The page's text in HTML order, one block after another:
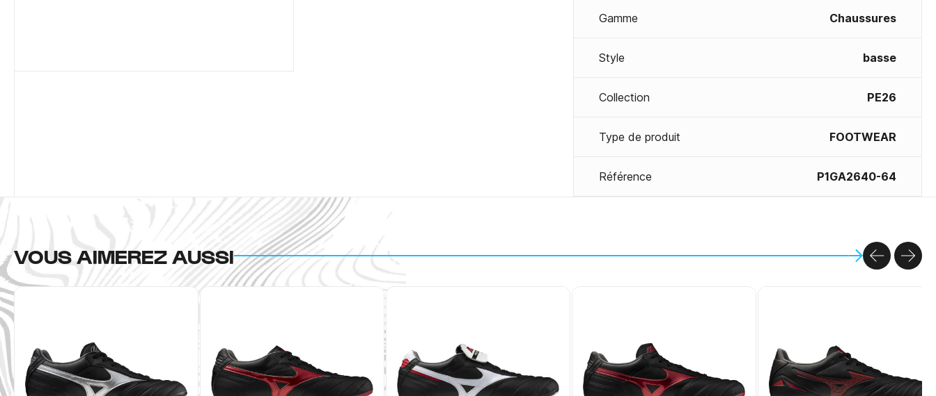
Gamme Chaussures
Style basse
Collection PE26
Type de produit FOOTWEAR
Référence P1GA2640-64
VOUS AIMEREZ AUSSI